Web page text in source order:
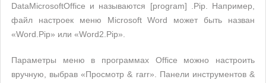
DataMicrosoftOffice и называются [program] .Pip. Например,
файл настроек меню Microsoft Word может быть назван
«Word.Pip» или «Word2.Pip».
Параметры меню в программах Office можно настроить
вручную, выбрав «Просмотр & rarr». Панели инструментов &